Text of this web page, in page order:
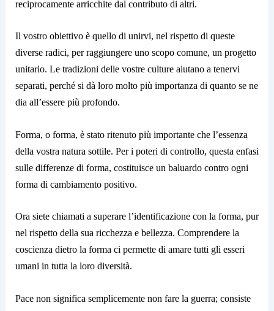
reciprocamente arricchite dal contributo di altri.
Il vostro obiettivo è quello di unirvi, nel rispetto di queste
diverse radici, per raggiungere uno scopo comune, un progetto
unitario. Le tradizioni delle vostre culture aiutano a tenervi
separati, perché si dà loro molto più importanza di quanto se ne
dia all’essere più profondo.
Forma, o forma, è stato ritenuto più importante che l’essenza
della vostra natura sottile. Per i poteri di controllo, questa enfasi
sulle differenze di forma, costituisce un baluardo contro ogni
forma di cambiamento positivo.
Ora siete chiamati a superare l’identificazione con la forma, pur
nel rispetto della sua ricchezza e bellezza. Comprendere la
coscienza dietro la forma ci permette di amare tutti gli esseri
umani in tutta la loro diversità.
Pace non significa semplicemente non fare la guerra; consiste